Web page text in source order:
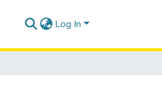
Log In